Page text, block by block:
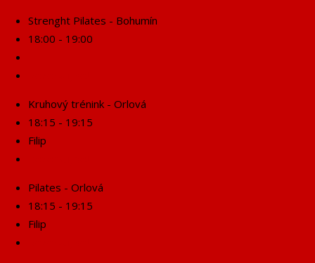
Strenght Pilates - Bohumín
18:00 - 19:00
Kruhový trénink - Orlová
18:15 - 19:15
Filip
Pilates - Orlová
18:15 - 19:15
Filip